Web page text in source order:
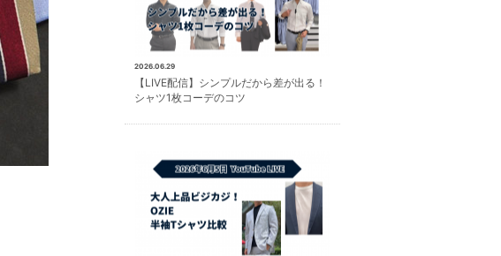
2026.06.29
【LIVE配信】シンプルだから差が出る！
シャツ1枚コーデのコツ